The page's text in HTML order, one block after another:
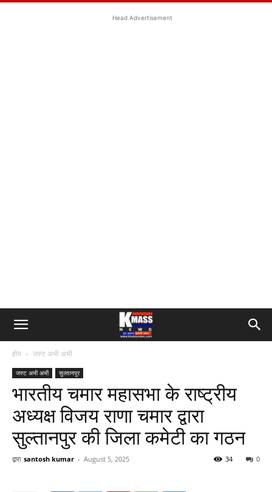
Head Advertisement
होम जस्ट अभी अभी
जस्ट अभी अभी सुल्तानपुर
भारतीय चमार महासभा के राष्ट्रीय
अध्यक्ष विजय राणा चमार द्वारा
सुल्तानपुर की जिला कमेटी का गठन
द्वारा santosh kumar - August 5, 2025 0
34